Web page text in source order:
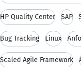
HP Quality Center SAP
Bug Tracking Linux
Scaled Agile Framework